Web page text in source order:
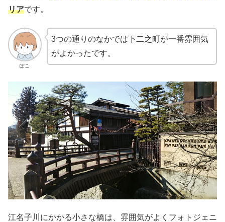
リアです。
ぽこ
3つの通りのなかでは下二之町が一番雰囲気
がよかったです。
江名子川にかかる小さな橋は、雰囲気がよくフォトジェニ